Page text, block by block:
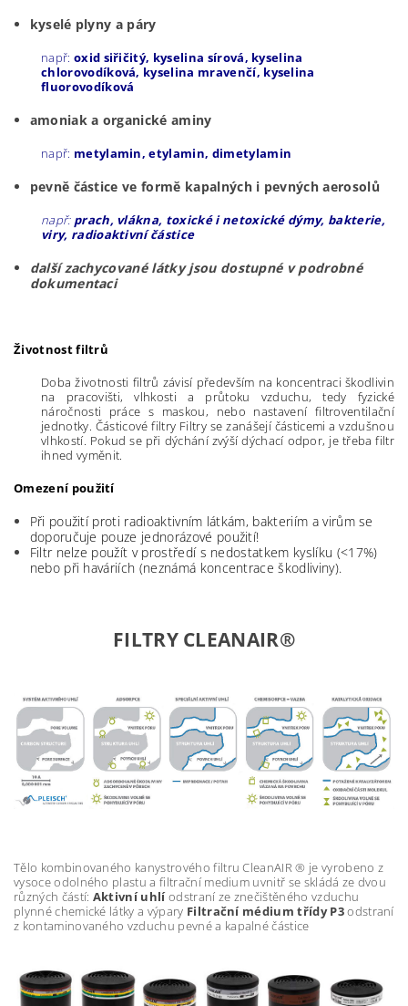
kyselé plyny a páry
např: oxid siřičitý, kyselina sírová, kyselina
chlorovodíková, kyselina mravenčí, kyselina
fluorovodíková
amoniak a organické aminy
např: metylamin, etylamin, dimetylamin
pevně částice ve formě kapalných i pevných aerosolů
např:prach, vlákna, toxické i netoxické dýmy, bakterie,
viry, radioaktivní částice
další zachycované látky jsou dostupné v podrobné
dokumentaci
Životnost filtrů
Doba životnosti filtrů závisí především na koncentraci škodlivin
na pracovišti, vlhkosti a průtoku vzduchu, tedy fyzické
náročnosti práce s maskou, nebo nastavení filtroventilační
jednotky. Částicové filtry Filtry se zanášejí částicemi a vzdušnou
vlhkostí. Pokud se při dýchání zvýší dýchací odpor, je třeba filtr
ihned vyměnit.
Omezení použití
Při použití proti radioaktivním látkám, bakteriím a virům se
doporučuje pouze jednorázové použití!
Filtr nelze použít v prostředí s nedostatkem kyslíku (<17%)
nebo při haváriích (neznámá koncentrace škodliviny).
FILTRY CLEANAIR®
Tělo kombinovaného kanystrového filtru CleanAIR ® je vyrobeno z
vysoce odolného plastu a filtrační medium uvnitř se skládá ze dvou
různých částí: Aktivní uhlíodstraní ze znečištěného vzduchu
plynné chemické látky a výpary Filtrační médium třídy P3odstraní
z kontaminovaného vzduchu pevné a kapalné částice